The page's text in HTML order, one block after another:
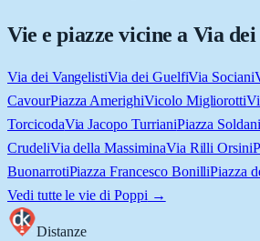
Vie e piazze vicine a Via
Via dei VangelistiVia dei GuelfiVia Sociani
CavourPiazza AmerighiVicolo Migliorotti
TorcicodaVia Jacopo TurrianiPiazza Soldani
CrudeliVia della MassiminaVia Rilli Orsini
BuonarrotiPiazza Francesco BonilliPiazza
Vedi tutte le vie di Poppi →
Distanze